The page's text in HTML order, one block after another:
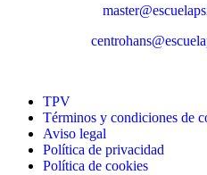
TPV
Términos y condiciones de
Aviso legal
Política de privacidad
Política de cookies